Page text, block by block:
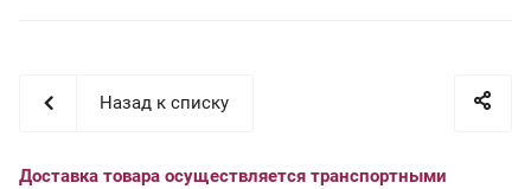
Назад к списку
Доставка товара осуществляется транспортными